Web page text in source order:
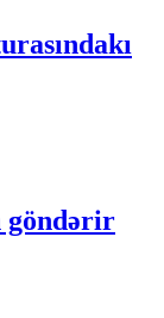
göndərir